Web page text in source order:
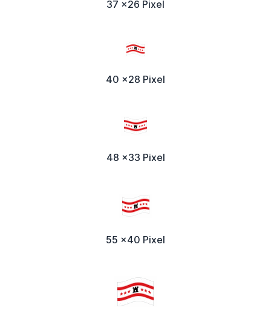
37 x26 Pixel
40 x28 Pixel
48 x33 Pixel
55 x40 Pixel